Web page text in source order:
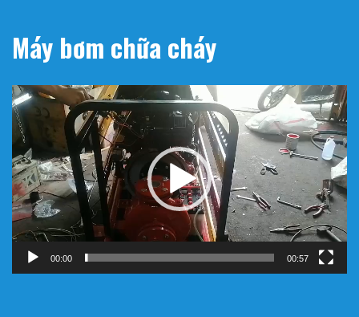
Máy bơm chữa cháy
Trình
chơi
Video
00:00 00:57